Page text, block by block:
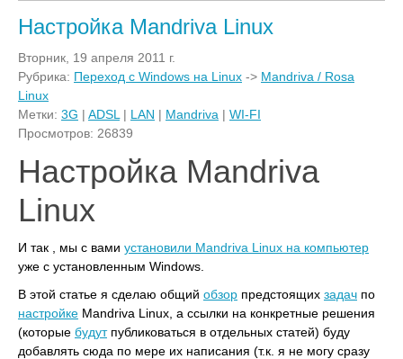
Настройка Mandriva Linux
Вторник, 19 апреля 2011 г.
Рубрика: Переход с Windows на Linux -> Mandriva / Rosa
Linux
Метки: 3G | ADSL | LAN | Mandriva | WI-FI
Просмотров: 26839
Настройка Mandriva
Linux
И так , мы с вами установили Mandriva Linux на компьютер
уже с установленным Windows.
В этой статье я сделаю общий обзор предстоящих задач по
настройке Mandriva Linux, а ссылки на конкретные решения
(которые будутпубликоваться в отдельных статей) буду
добавлять сюда по мере их написания (т.к. я не могу сразу